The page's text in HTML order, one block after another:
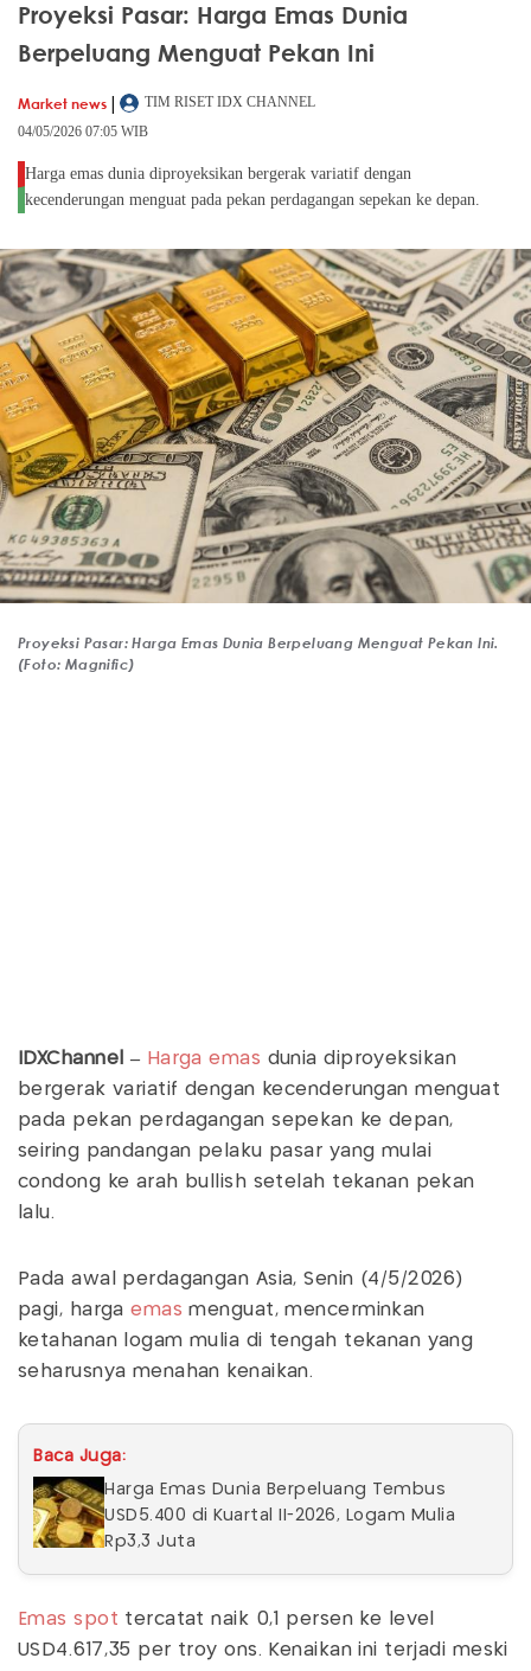
Proyeksi Pasar: Harga Emas Dunia
Berpeluang Menguat Pekan Ini
Market news |
TIM RISET IDX CHANNEL
04/05/2026 07:05 WIB
Harga emas dunia diproyeksikan bergerak variatif dengan
kecenderungan menguat pada pekan perdagangan sepekan ke depan.
Proyeksi Pasar: Harga Emas Dunia Berpeluang Menguat Pekan Ini.
(Foto: Magnific)
IDXChannel – Harga emas dunia diproyeksikan
bergerak variatif dengan kecenderungan menguat
pada pekan perdagangan sepekan ke depan,
seiring pandangan pelaku pasar yang mulai
condong ke arah bullish setelah tekanan pekan
lalu.
Pada awal perdagangan Asia, Senin (4/5/2026)
pagi, hargaemas menguat, mencerminkan
ketahanan logam mulia di tengah tekanan yang
seharusnya menahan kenaikan.
Baca Juga:
Harga Emas Dunia Berpeluang Tembus
USD5.400 di Kuartal II-2026, Logam Mulia
Rp3,3 Juta
Emas spot tercatat naik 0,1 persen ke level
USD4.617,35 per troy ons. Kenaikan ini terjadi meski